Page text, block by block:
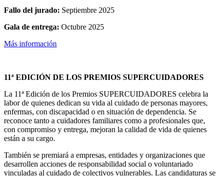
Fallo del jurado: Septiembre 2025
Gala de entrega: Octubre 2025
Más información
11ª EDICIÓN DE LOS PREMIOS SUPERCUIDADORES
La 11ª Edición de los Premios SUPERCUIDADORES celebra la
labor de quienes dedican su vida al cuidado de personas mayores,
enfermas, con discapacidad o en situación de dependencia. Se
reconoce tanto a cuidadores familiares como a profesionales que,
con compromiso y entrega, mejoran la calidad de vida de quienes
están a su cargo.
También se premiará a empresas, entidades y organizaciones que
desarrollen acciones de responsabilidad social o voluntariado
vinculadas al cuidado de colectivos vulnerables. Las candidaturas se